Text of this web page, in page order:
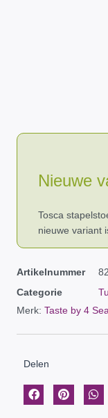
Nieuwe
Tosca
nieuwe variant
Artikelnummer
Categorie
Merk: Taste by 4
Delen